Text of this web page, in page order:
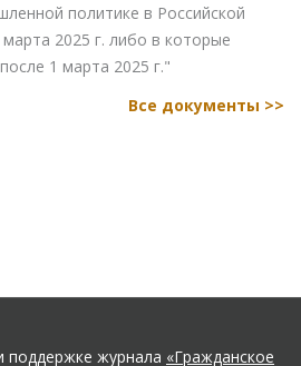
политике в Российской
2025 г. либо в которые
1 марта 2025 г."
Все документы >>
поддержке журнала «Гражданское